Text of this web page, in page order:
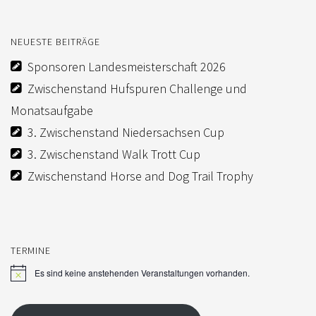
NEUESTE BEITRÄGE
Sponsoren Landesmeisterschaft 2026
Zwischenstand Hufspuren Challenge und
Monatsaufgabe
3. Zwischenstand Niedersachsen Cup
3. Zwischenstand Walk Trott Cup
Zwischenstand Horse and Dog Trail Trophy
TERMINE
H
w
Es sind keine anstehenden Veranstaltungen vorhanden.